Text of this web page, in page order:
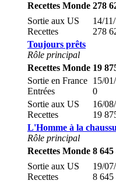
Recettes Monde 278
Sortie aux US
Recettes
14/
278
Toujours prêts
Rôle principal
Recettes Monde 19
Sortie en France
Entrées
15/
0
Sortie aux US
Recettes
16/
19
L'Homme à la
Rôle principal
Recettes Monde 8 645
Sortie aux US
Recettes
19/
8 645